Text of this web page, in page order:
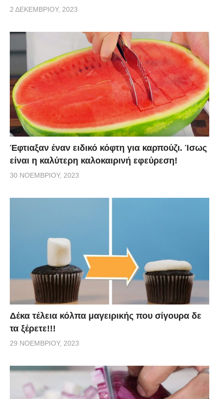
2 ΔΕΚΕΜΒΡΊΟΥ, 2023
Έφτιαξαν έναν ειδικό κόφτη για καρπούζι. Ίσως
είναι η καλύτερη καλοκαιρινή εφεύρεση!
30 ΝΟΕΜΒΡΊΟΥ, 2023
Δέκα τέλεια κόλπα μαγειρικής που σίγουρα δε
τα ξέρετε!!!
29 ΝΟΕΜΒΡΊΟΥ, 2023